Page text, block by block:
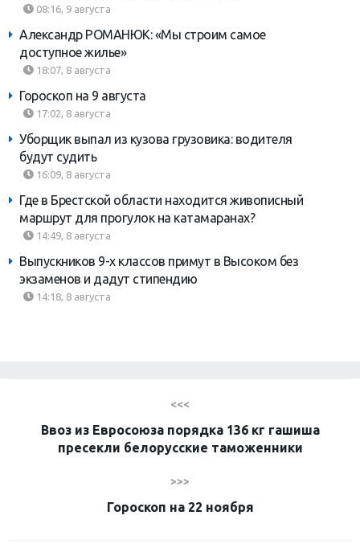
08:16, 9 августа
Александр РОМАНЮК: «Мы строим самое
доступное жилье»
18:07, 8 августа
Гороскоп на 9 августа
17:02, 8 августа
Уборщик выпал из кузова грузовика: водителя
будут судить
16:09, 8 августа
Где в Брестской области находится живописный
маршрут для прогулок на катамаранах?
14:49, 8 августа
Выпускников 9-х классов примут в Высоком без
экзаменов и дадут стипендию
14:18, 8 августа
<<<
Ввоз из Евросоюза порядка 136 кг гашиша
пресекли белорусские таможенники
>>>
Гороскоп на 22 ноября